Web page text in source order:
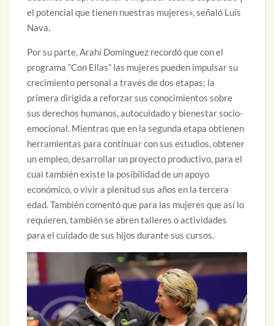
el potencial que tienen nuestras mujeres», señaló Luis
Nava.
Por su parte, Arahí Domínguez recordó que con el
programa “Con Ellas” las mujeres pueden impulsar su
crecimiento personal a través de dos etapas; la
primera dirigida a reforzar sus conocimientos sobre
sus derechos humanos, autocuidado y bienestar socio-
emocional. Mientras que en la segunda etapa obtienen
herramientas para continuar con sus estudios, obtener
un empleo, desarrollar un proyecto productivo, para el
cual también existe la posibilidad de un apoyo
económico, o vivir a plenitud sus años en la tercera
edad. También comentó que para las mujeres que así lo
requieren, también se abren talleres o actividades
para el cuidado de sus hijos durante sus cursos.